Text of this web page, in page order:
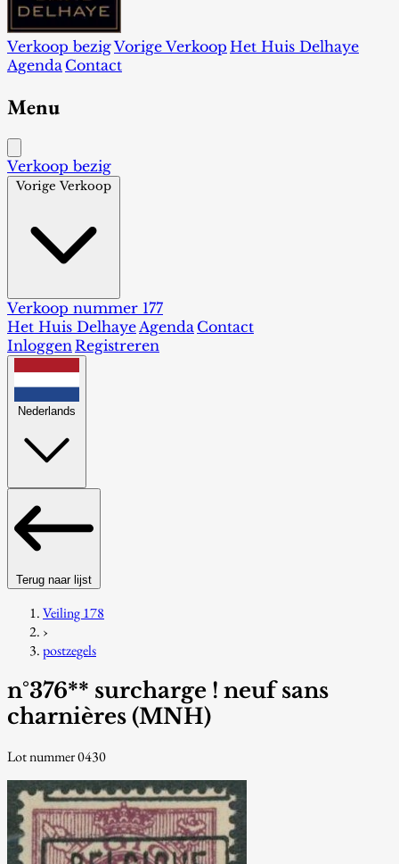
Verkoop bezigVorige Verkoop Het Huis Delhaye
Agenda Contact
Menu
Verkoop bezig
Vorige Verkoop
Verkoop nummer 177
Het Huis DelhayeAgenda Contact
InloggenRegistreren
Nederlands
Terug naar lijst
Veiling 178
›
postzegels
n°376** surcharge ! neuf sans
charnières (MNH)
Lot nummer 0430